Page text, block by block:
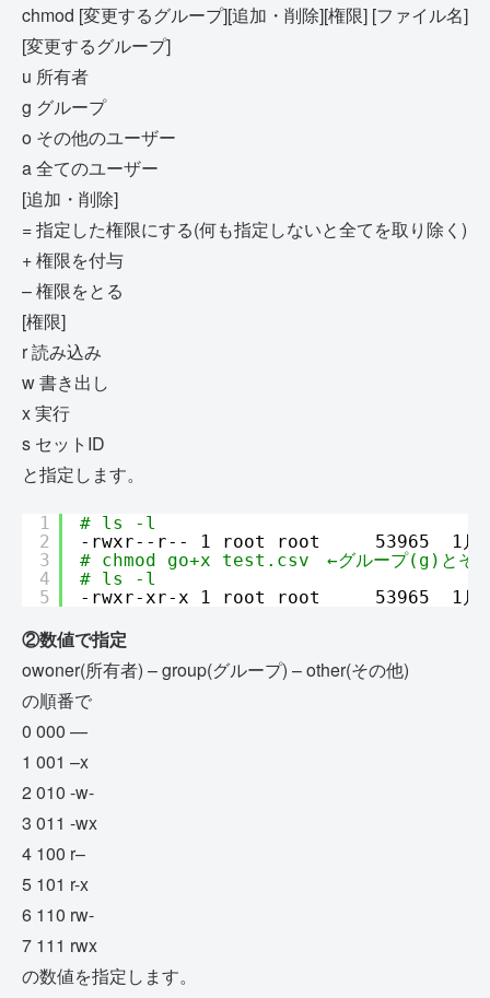
chmod [変更するグループ][追加・削除][権限] [ファイル名]
[変更するグループ]
u 所有者
g グループ
o その他のユーザー
a 全てのユーザー
[追加・削除]
= 指定した権限にする(何も指定しないと全てを取り除く)
+ 権限を付与
– 権限をとる
[権限]
r 読み込み
w 書き出し
x 実行
s セットID
と指定します。
1
2
3
4
5
# ls -l
-rwxr--r-- 1 root root     53965  1
# chmod go+x test.csv　←グループ(g)とその
# ls -l
-rwxr-xr-x 1 root root     53965  1
②数値で指定
owoner(所有者) – group(グループ) – other(その他)
の順番で
0 000 —
1 001 –x
2 010 -w-
3 011 -wx
4 100 r–
5 101 r-x
6 110 rw-
7 111 rwx
の数値を指定します。